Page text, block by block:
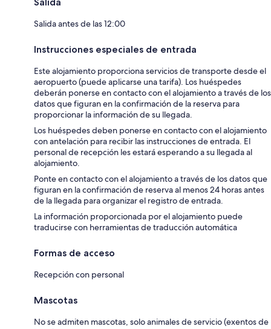
Salida antes de las 12:00
Instrucciones especiales de entrada
Este alojamiento proporciona servicios de transporte desde el
aeropuerto (puede aplicarse una tarifa). Los huéspedes
deberán ponerse en contacto con el alojamiento a través de los
datos que figuran en la confirmación de la reserva para
proporcionar la información de su llegada.
Los huéspedes deben ponerse en contacto con el alojamiento
con antelación para recibir las instrucciones de entrada. El
personal de recepción les estará esperando a su llegada al
alojamiento.
Ponte en contacto con el alojamiento a través de los datos que
figuran en la confirmación de reserva al menos 24 horas antes
de la llegada para organizar el registro de entrada.
La información proporcionada por el alojamiento puede
traducirse con herramientas de traducción automática
Formas de acceso
Recepción con personal
Mascotas
No se admiten mascotas, solo animales de servicio (exentos de